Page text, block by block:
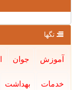
تگها
آموزش جوان
خدمات بهداشت